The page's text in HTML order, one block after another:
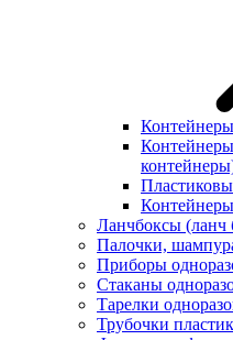
Ланчбоксы (ланч
Палочки,
Приборы
Стаканы
Тарелки
Трубочки